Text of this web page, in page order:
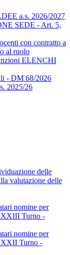
a.s. 2026/2027
SEDE - Art. 5,
con contratto a
al ruolo
ELENCHI
- DM 68/2026
2025/26
delle
valutazione delle
nomine per
XXIII Turno -
nomine per
XXII Turno -